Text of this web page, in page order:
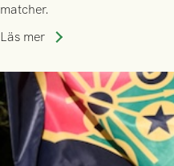
matcher.
Läs mer